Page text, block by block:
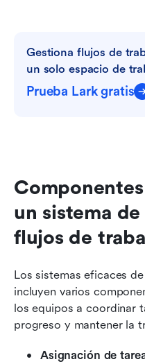
Gestiona flujos de
un solo espacio de
Prueba Lark gratis
un sistema
flujos de
Los sistemas eficaces
incluyen varios
los equipos a coordinar
progreso y mantener la
Asignación de